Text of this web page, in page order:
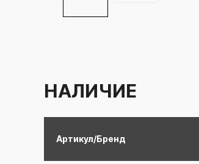
НАЛИЧИЕ
Артикул/Бренд